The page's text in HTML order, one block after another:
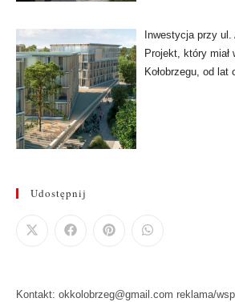
Inwestycja przy ul.
Projekt, który miał
Kołobrzegu, od
Udostępnij
Kontakt: okkolobrzeg@gmail.com reklama/